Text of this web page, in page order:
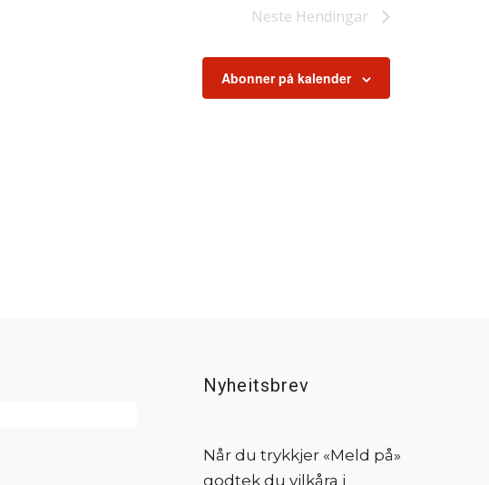
Neste Hendingar
Abonner på kalender
Nyheitsbrev
Når du trykkjer «Meld på»
godtek du vilkåra i